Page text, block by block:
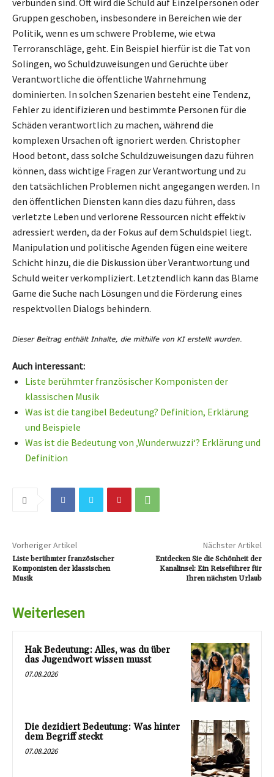
Gruppen geschoben, insbesondere in Bereichen wie der
Politik, wenn es um schwere Probleme, wie etwa
Terroranschläge, geht. Ein Beispiel hierfür ist die Tat von
Solingen, wo Schuldzuweisungen und Gerüchte über
Verantwortliche die öffentliche Wahrnehmung
dominierten. In solchen Szenarien besteht eine Tendenz,
Fehler zu identifizieren und bestimmte Personen für die
Schäden verantwortlich zu machen, während die
komplexen Ursachen oft ignoriert werden. Christopher
Hood betont, dass solche Schuldzuweisungen dazu führen
können, dass wichtige Fragen zur Verantwortung und zu
den tatsächlichen Problemen nicht angegangen werden. In
den öffentlichen Diensten kann dies dazu führen, dass
verletzte Leben und verlorene Ressourcen nicht effektiv
adressiert werden, da der Fokus auf dem Schuldspiel liegt.
Manipulation und politische Agenden fügen eine weitere
Schicht hinzu, die die Diskussion über Verantwortung und
Schuld weiter verkompliziert. Letztendlich kann das Blame
Game die Suche nach Lösungen und die Förderung eines
respektvollen Dialogs behindern.
Auch interessant:
Liste berühmter französischer Komponisten der
klassischen Musik
Was ist die tangibel Bedeutung? Definition, Erklärung
und Beispiele
Was ist die Bedeutung von ‚Wunderwuzzi‘? Erklärung und
Definition
Vorheriger Artikel
Liste berühmter französischer
Komponisten der klassischen
Musik
Nächster Artikel
Entdecken Sie die Schönheit der
Kanalinsel: Ein Reiseführer für
Ihren nächsten Urlaub
Weiterlesen
Hak Bedeutung: Alles, was du über
das Jugendwort wissen musst
07.08.2026
Die dezidiert Bedeutung: Was hinter
dem Begriff steckt
07.08.2026